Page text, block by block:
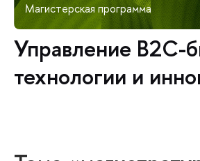
Магистерская программа
Управление B2C-
технологии и